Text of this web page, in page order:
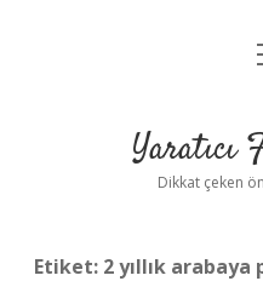
Yaratıcı
Dikkat çeken
Etiket: 2 yıllık arabaya